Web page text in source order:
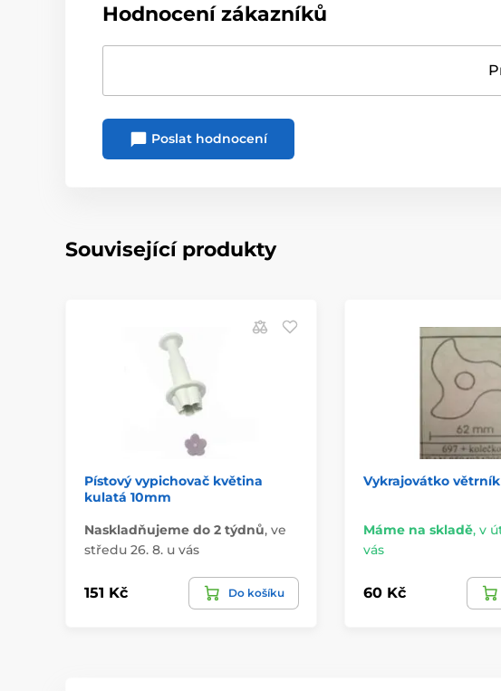
Hodnocení zákazníků
Poslat hodnocení
Související produkty
Pístový vypichovač květina
kulatá 10mm
Naskladňujeme do 2 týdnů, ve
středu 26. 8. u vás
151 Kč Do košíku
Vykrajovátko
Máme na skladě, v
vás
60 Kč